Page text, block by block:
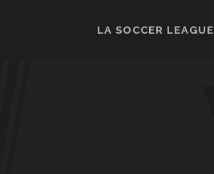
LA SOCCER LEAGUE